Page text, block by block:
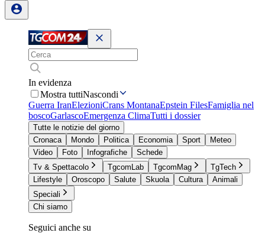
In evidenza
Mostra tuttiNascondi
Guerra IranElezioniCrans MontanaEpstein FilesFamiglia nel
boscoGarlascoEmergenza ClimaTutti i dossier
Tutte le notizie del giorno
Cronaca
Mondo Politica Economia Sport
Meteo
Video
Foto Infografiche
Schede
Tv & Spettacolo
TgcomLab TgcomMag
TgTech
Lifestyle
Oroscopo Salute Skuola Cultura
Animali
Speciali
Chi siamo
Seguici anche su